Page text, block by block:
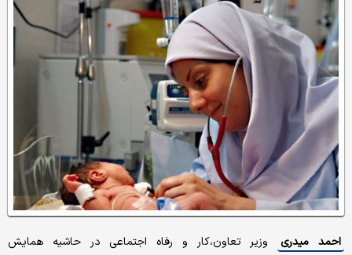
احمد میدری
وزیر تعاون،‌کار و رفاه اجتماعی در حاشیه همایش